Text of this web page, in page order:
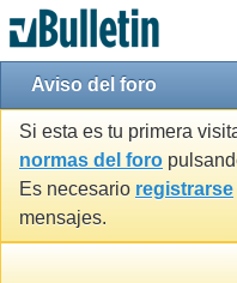
Aviso del foro
Si esta es tu primera
normas del foro
Es necesario registrarse
mensajes.